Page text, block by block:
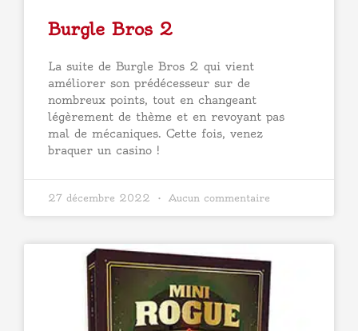
Burgle Bros 2
La suite de Burgle Bros 2 qui vient
améliorer son prédécesseur sur de
nombreux points, tout en changeant
légèrement de thème et en revoyant pas
mal de mécaniques. Cette fois, venez
braquer un casino !
27 décembre 2022 Aucun commentaire